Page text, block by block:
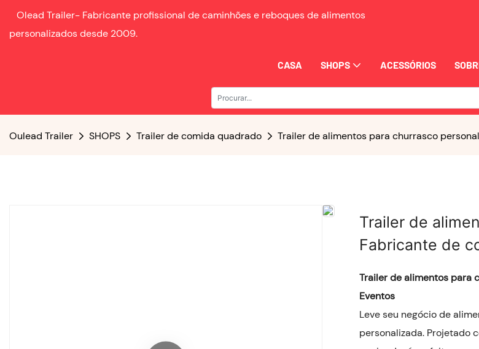
Olead Trailer- Fabricante profissional de caminhões e reboques de alimentos
personalizados desde 2009.
CASA SHOPS ACESSÓRIOS
Oulead Trailer SHOPS Trailer de comida quadrado Trailer de alimentos para churrasco
Trailer de
Fabricante de
Trailer de alimentos para
Eventos
Leve seu negócio de
personalizada. Projetado